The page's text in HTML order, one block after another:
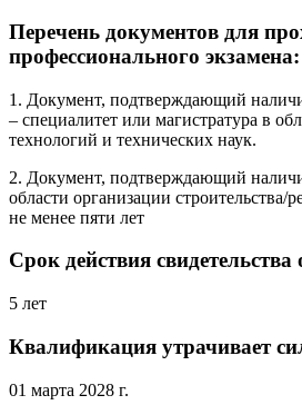
Перечень документов для
профессионального экзамена:
1. Документ, подтверждающий
– специалитет или магистратура в
технологий и технических наук.
2. Документ, подтверждающий
области организации строительства/
не менее пяти лет
Срок действия
5 лет
Квалификация утрачивает
01 марта 2028 г.